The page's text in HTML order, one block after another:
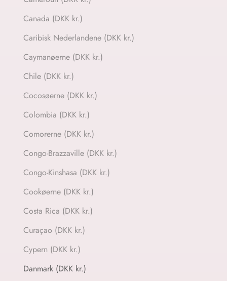
Canada (DKK kr.)
Caribisk Nederlandene (DKK kr.)
Caymanøerne (DKK kr.)
Chile (DKK kr.)
Cocosøerne (DKK kr.)
Colombia (DKK kr.)
Comorerne (DKK kr.)
Congo-Brazzaville (DKK kr.)
Congo-Kinshasa (DKK kr.)
Cookøerne (DKK kr.)
Costa Rica (DKK kr.)
Curaçao (DKK kr.)
Cypern (DKK kr.)
Danmark (DKK kr.)